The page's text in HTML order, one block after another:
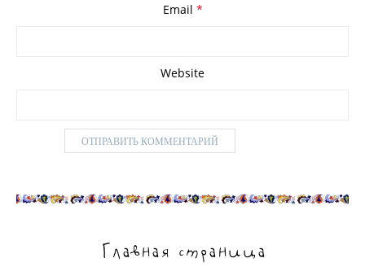
Email *
Website
Главная страница